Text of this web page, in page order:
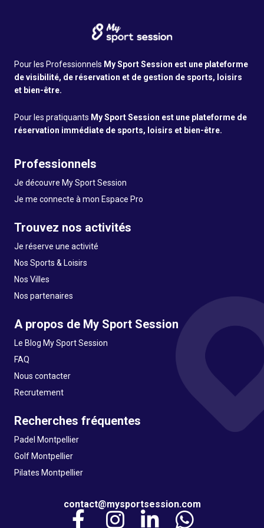
Pour les Professionnels My Sport Session est une plateforme
de visibilité, de réservation et de gestion de sports, loisirs
et bien-être.
Pour les pratiquants My Sport Session est une plateforme de
réservation immédiate de sports, loisirs et bien-être.
Professionnels
Je découvre My Sport Session
Je me connecte à mon Espace Pro
Trouvez nos activités
Je réserve une activité
Nos Sports & Loisirs
Nos Villes
Nos partenaires
A propos de My Sport Session
Le Blog My Sport Session
FAQ
Nous contacter
Recrutement
Recherches fréquentes
Padel Montpellier
Golf Montpellier
Pilates Montpellier
contact@mysportsession.com